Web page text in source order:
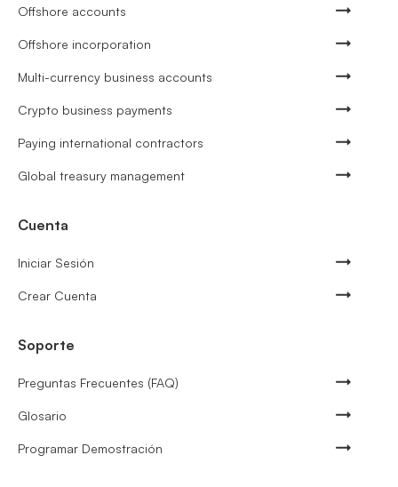
Offshore accounts
Offshore incorporation
Multi-currency business accounts
Crypto business payments
Paying international contractors
Global treasury management
Cuenta
Iniciar Sesión
Crear Cuenta
Soporte
Preguntas Frecuentes (FAQ)
Glosario
Programar Demostración